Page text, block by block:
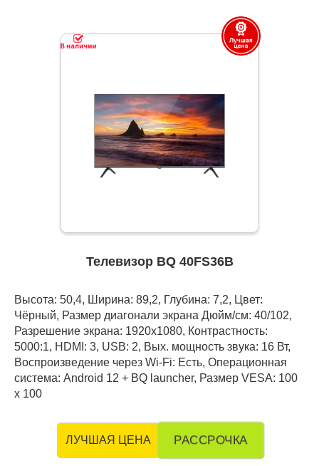
Телевизор BQ 40FS36B
Высота: 50,4, Ширина: 89,2, Глубина: 7,2, Цвет:
Чёрный, Размер диагонали экрана Дюйм/см: 40/102,
Разрешение экрана: 1920x1080, Контрастность:
5000:1, HDMI: 3, USB: 2, Вых. мощность звука: 16 Вт,
Воспроизведение через Wi-Fi: Есть, Операционная
система: Android 12 + BQ launcher, Размер VESA: 100
х 100
ЛУЧШАЯ ЦЕНА РАССРОЧКА